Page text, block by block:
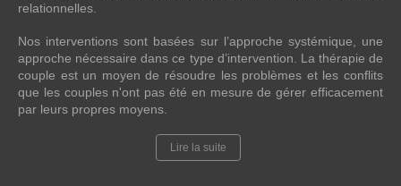
relationnelles.
Nos interventions sont basées sur l’approche systémique, une
approche nécessaire dans ce type d’intervention. La thérapie de
couple est un moyen de résoudre les problèmes et les conflits
que les couples n'ont pas été en mesure de gérer efficacement
par leurs propres moyens.
Lire la suite